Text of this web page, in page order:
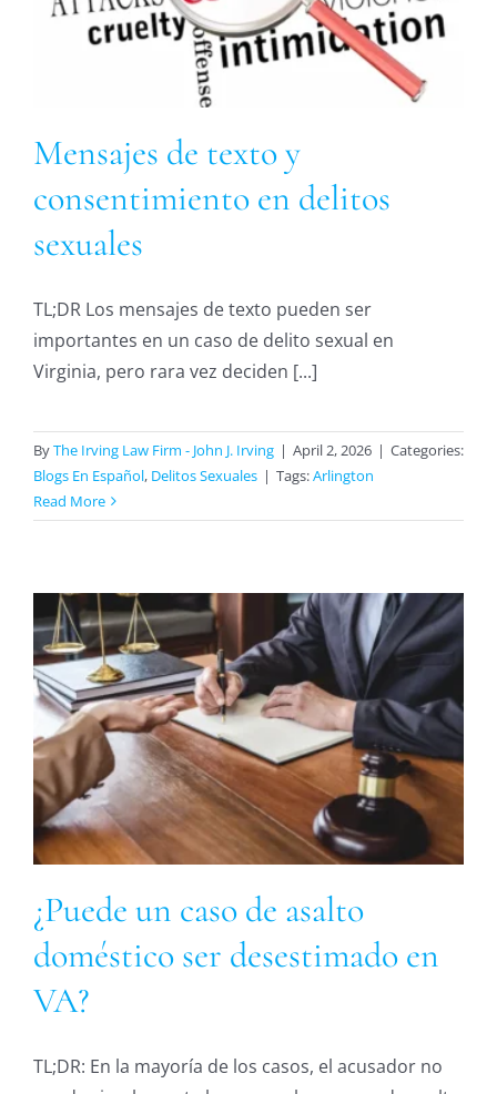
Mensajes de texto y
consentimiento en delitos
sexuales
TL;DR Los mensajes de texto pueden ser
importantes en un caso de delito sexual en
Virginia, pero rara vez deciden [...]
ByThe Irving Law Firm - John J. Irving | April 2, 2026 | Categories:
Blogs En Español, Delitos Sexuales | Tags:Arlington
Read More
¿Puede un caso de asalto
doméstico ser desestimado en
VA?
TL;DR: En la mayoría de los casos, el acusador no